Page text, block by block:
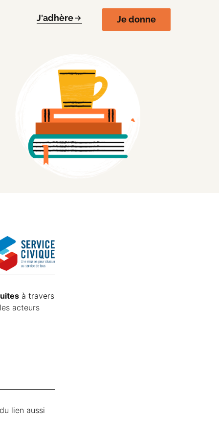
J'adhère Je donne
à travers
acteurs
lien aussi